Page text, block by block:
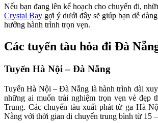
Nếu bạn đang lên kế hoạch cho chuyến đi,
Crystal Bay gợi ý dưới đây sẽ giúp bạn dễ
hưởng hành trình trọn vẹn.
Các tuyến tàu hỏa đi Đà
Tuyến Hà Nội – Đà Nẵng
Tuyến Hà Nội – Đà Nẵng là hành trình dài
những ai muốn trải nghiệm trọn vẹn vẻ đẹp
Trung. Các chuyến tàu xuất phát từ ga Hà
Nẵng với thời gian di chuyển trung bình từ 15